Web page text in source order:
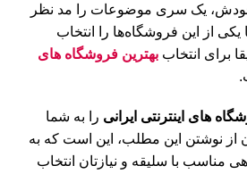
یک سری موضوعات را مد نظر
یکی از این فروشگاه‌ها را انتخاب
برای انتخاب بهترین فروشگاه های
های اینترنتی ایرانی را به شما
نوشتن این مطلب، این است که به
مناسب با سلیقه و نیازتان انتخاب